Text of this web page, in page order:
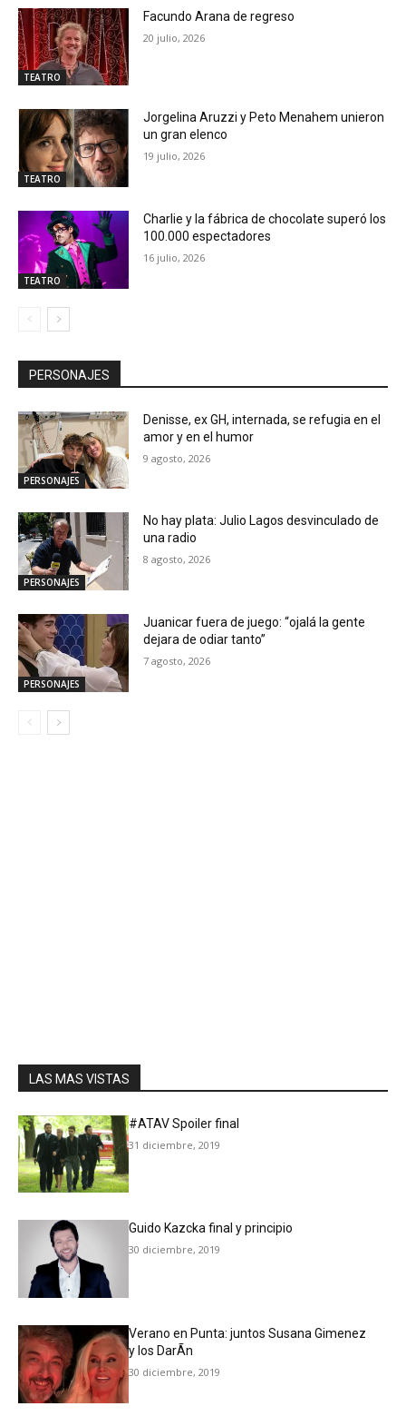
TEATRO
Facundo Arana de regreso
20 julio, 2026
TEATRO
Jorgelina Aruzzi y Peto Menahem unieron
un gran elenco
19 julio, 2026
TEATRO
Charlie y la fábrica de chocolate superó los
100.000 espectadores
16 julio, 2026
PERSONAJES
PERSONAJES
Denisse, ex GH, internada, se refugia en el
amor y en el humor
9 agosto, 2026
PERSONAJES
No hay plata: Julio Lagos desvinculado de
una radio
8 agosto, 2026
PERSONAJES
Juanicar fuera de juego: “ojalá la gente
dejara de odiar tanto”
7 agosto, 2026
LAS MAS VISTAS
#ATAV Spoiler final
31 diciembre, 2019
Guido Kazcka final y principio
30 diciembre, 2019
Verano en Punta: juntos Susana Gimenez
y los DarÃ­n
30 diciembre, 2019